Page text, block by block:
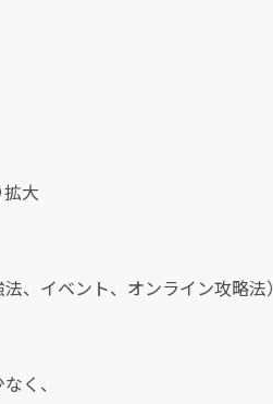
大
、イベント、オンライン攻略法）
く、